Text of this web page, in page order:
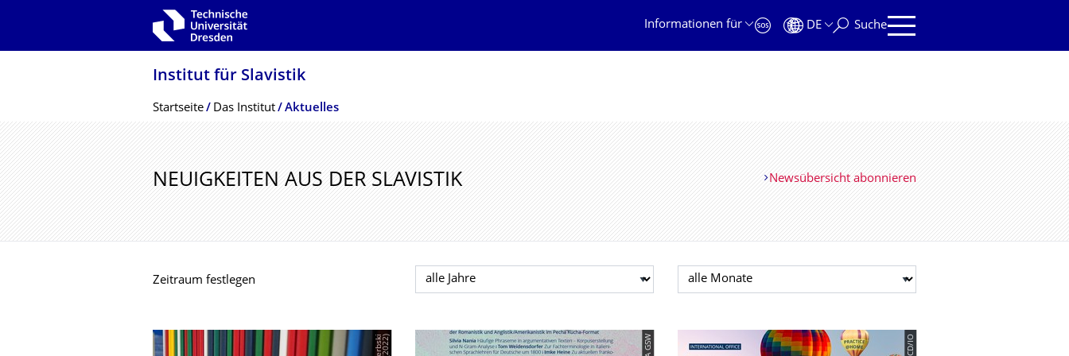
Zur Hauptnavigation springen
Informationen für
DE Suche
Institut für Slavistik
Breadcrumb-Menü
Startseite Das Institut Aktuelles
NEUIGKEITEN AUS DER SLAVISTIK Newsübersicht abonnieren
Zeitraum festlegen Jahr auswählen Monat auswählen